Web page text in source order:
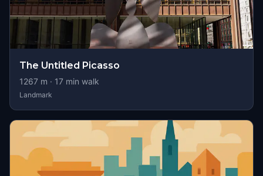
The Untitled Picasso
1267 m · 17 min walk
Landmark